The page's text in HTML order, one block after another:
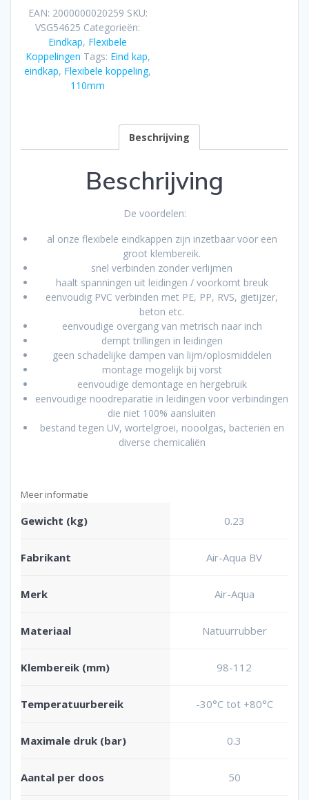
aantal
EAN: 2000000020259 SKU:
VSG54625 Categorieën:
Eindkap, Flexibele
Koppelingen Tags: Eind kap,
eindkap, Flexibele koppeling,
110mm
Beschrijving
Beschrijving
De voordelen:
al onze flexibele eindkappen zijn inzetbaar voor een
groot klembereik.
snel verbinden zonder verlijmen
haalt spanningen uit leidingen / voorkomt breuk
eenvoudig PVC verbinden met PE, PP, RVS, gietijzer,
beton etc.
eenvoudige overgang van metrisch naar inch
dempt trillingen in leidingen
geen schadelijke dampen van lijm/oplosmiddelen
montage mogelijk bij vorst
eenvoudige demontage en hergebruik
eenvoudige noodreparatie in leidingen voor verbindingen
die niet 100% aansluiten
bestand tegen UV, wortelgroei, riooolgas, bacteriën en
diverse chemicaliën
Meer informatie
Gewicht (kg) 0.23
Fabrikant Air-Aqua BV
Merk Air-Aqua
Materiaal Natuurrubber
Klembereik (mm) 98-112
Temperatuurbereik -30°C tot +80°C
Maximale druk (bar) 0.3
Aantal per doos 50